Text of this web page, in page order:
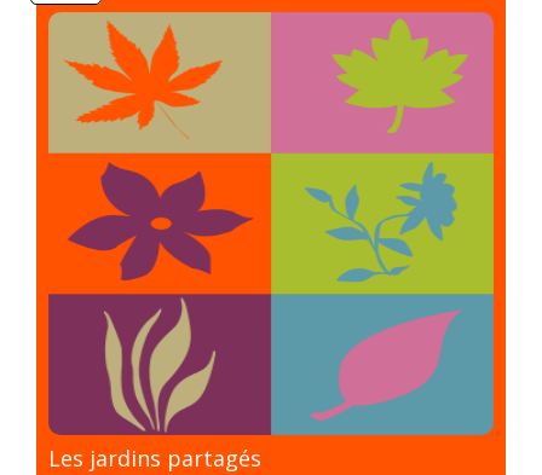
Les jardins partagés